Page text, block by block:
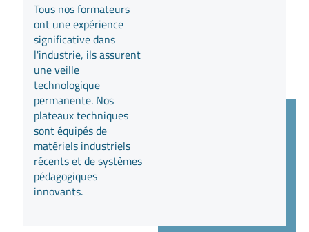
Tous nos formateurs
ont une expérience
significative dans
l'industrie, ils assurent
une veille
technologique
permanente. Nos
plateaux techniques
sont équipés de
matériels industriels
récents et de systèmes
pédagogiques
innovants.